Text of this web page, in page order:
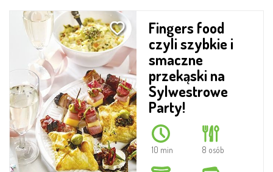
Fingers food
czyli szybkie i
smaczne
przekąski na
Sylwestrowe
Party!
10 min 8 osób